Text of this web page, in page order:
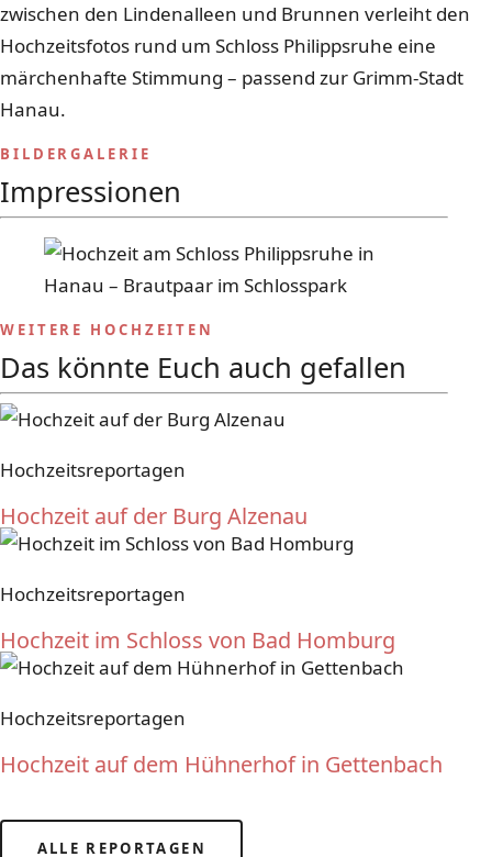
zwischen den Lindenalleen und Brunnen verleiht den
Hochzeitsfotos rund um Schloss Philippsruhe eine
märchenhafte Stimmung – passend zur Grimm-Stadt
Hanau.
BILDERGALERIE
Impressionen
WEITERE HOCHZEITEN
Das könnte Euch auch gefallen
Hochzeitsreportagen
Hochzeit auf der Burg Alzenau
Hochzeitsreportagen
Hochzeit im Schloss von Bad Homburg
Hochzeitsreportagen
Hochzeit auf dem Hühnerhof in Gettenbach
ALLE REPORTAGEN